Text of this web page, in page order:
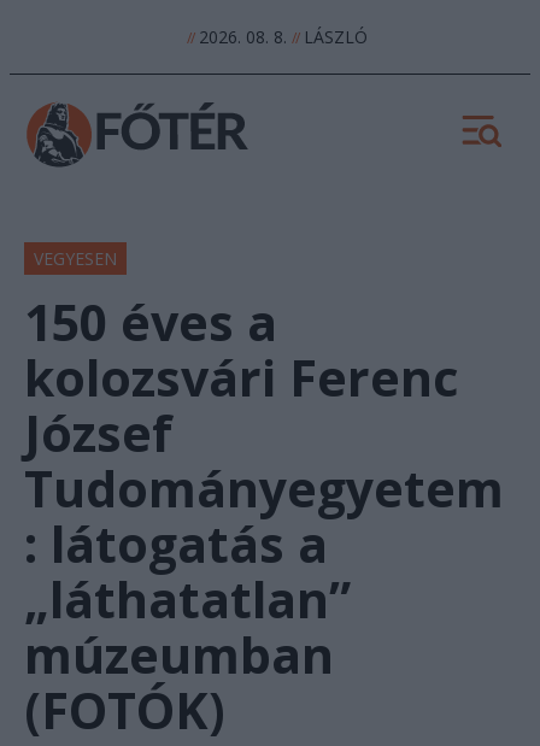
//2026. 08. 8. //LÁSZLÓ
VEGYESEN
150 éves a
kolozsvári Ferenc
József
Tudományegyetem
: látogatás a
„láthatatlan”
múzeumban
(FOTÓK)